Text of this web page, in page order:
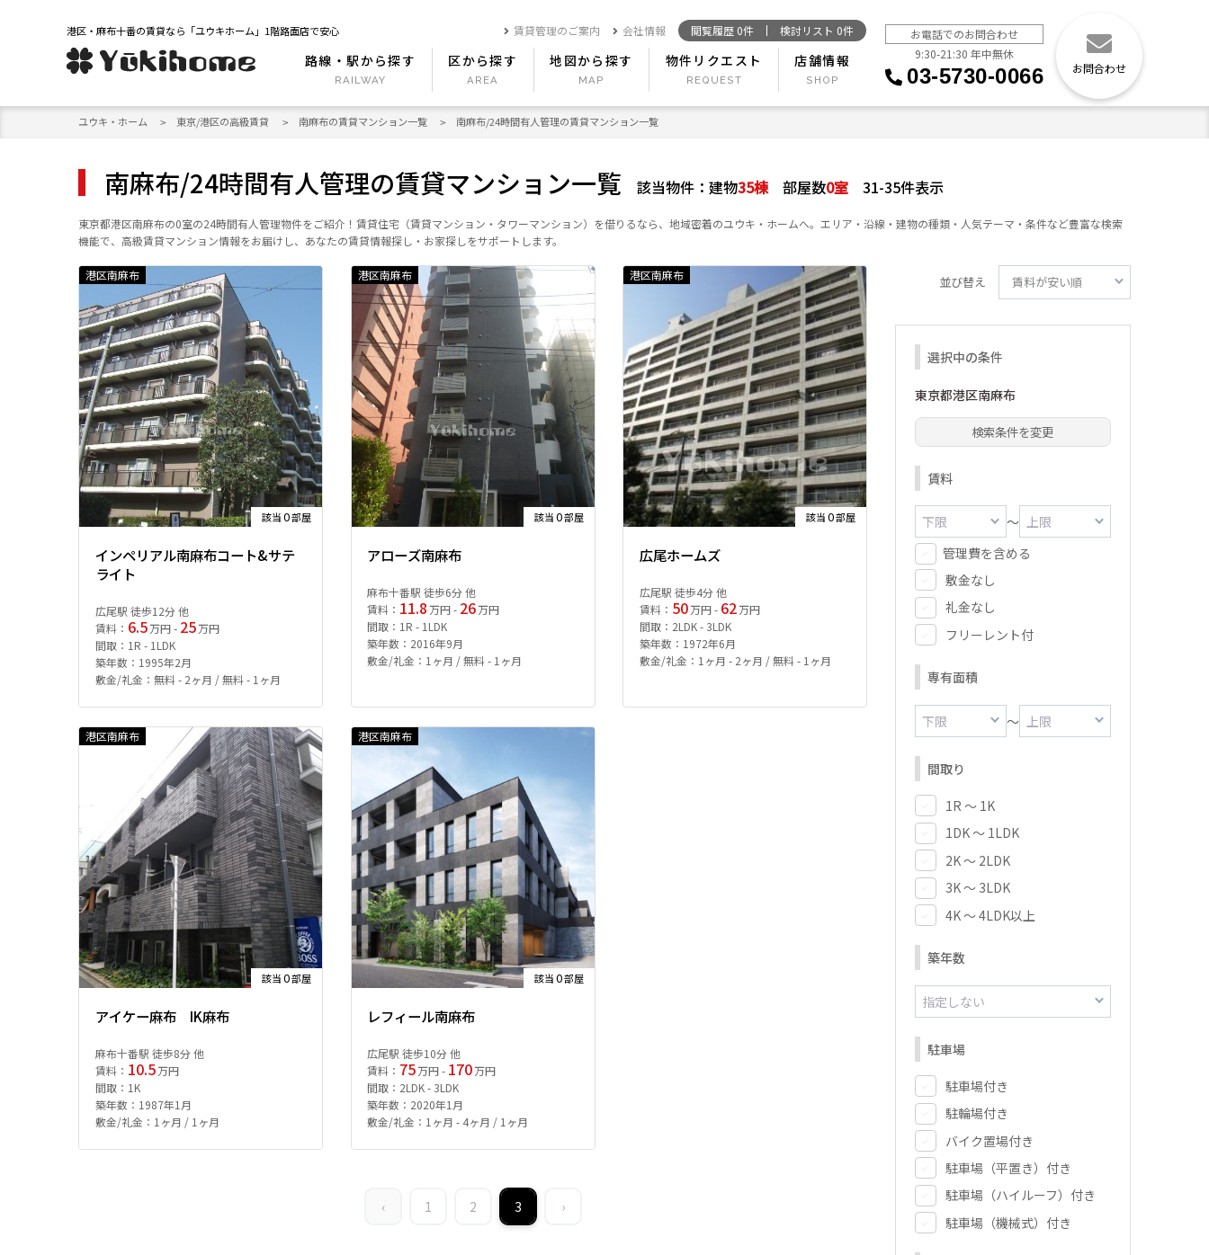
港区・麻布十番の賃貸なら「ユウキホーム」1階路面店で安心 賃貸管理のご案内 会社情報 閲覧履歴 0件 検討リスト 0件
路線・駅から探す 区から探す 地図から探す 物件リクエスト 店舗情報
お電話でのお問合わせ
9:30-21:30 年中無休
03-5730-0066 お問合わせ
ユウキ・ホーム 東京/港区の高級賃貸 南麻布の賃貸マンション一覧 南麻布/24時間有人管理の賃貸マンション一覧
南麻布/24時間有人管理の賃貸マンション一覧 該当物件： 建物35棟部屋数0室 31-35件表示
東京都港区南麻布の0室の24時間有人管理物件をご紹介！賃貸住宅（賃貸マンション・タワーマンション）を借りるなら、地域密着のユウキ・ホームへ。エリア・沿線・建物の種類・人気テーマ・条件など豊富な検索
機能で、高級賃貸マンション情報をお届けし、あなたの賃貸情報探し・お家探しをサポートします。
港区南麻布
該当0部屋
インペリアル南麻布コート&サテ
ライト
広尾駅 徒歩12分 他
賃料： 6.5 万円 - 25 万円
間取：1R - 1LDK
築年数：1995年2月
敷金/礼金：無料 - 2ヶ月 / 無料 - 1ヶ月
港区南麻布
該当0部屋
アローズ南麻布
麻布十番駅 徒歩6分 他
賃料： 11.8 万円 - 26万円
間取：1R - 1LDK
築年数：2016年9月
敷金/礼金：1ヶ月 / 無料 - 1ヶ月
港区南麻布
該当 0部屋
広尾ホームズ
広尾駅 徒歩4分 他
賃料： 50万円 - 62万円
間取：2LDK - 3LDK
築年数：1972年6月
敷金/礼金：1ヶ月 - 2ヶ月 / 無料 - 1ヶ月
港区南麻布
該当0部屋
アイケー麻布 IK麻布
麻布十番駅 徒歩8分 他
賃料： 10.5 万円
間取：1K
築年数：1987年1月
敷金/礼金：1ヶ月 / 1ヶ月
港区南麻布
該当0部屋
レフィール南麻布
広尾駅 徒歩10分 他
賃料： 75万円 - 170万円
間取：2LDK - 3LDK
築年数：2020年1月
敷金/礼金：1ヶ月 - 4ヶ月 / 1ヶ月
‹ 1 2 3 ›
並び替え
選択中の条件
東京都港区南麻布
検索条件を変更
賃料
～
管理費を含める
敷金なし
礼金なし
フリーレント付
専有面積
～
間取り
1R ～ 1K
1DK ～ 1LDK
2K ～ 2LDK
3K ～ 3LDK
4K ～ 4LDK以上
築年数
駐車場
駐車場付き
駐輪場付き
バイク置場付き
駐車場（平置き）付き
駐車場（ハイルーフ）付き
駐車場（機械式）付き